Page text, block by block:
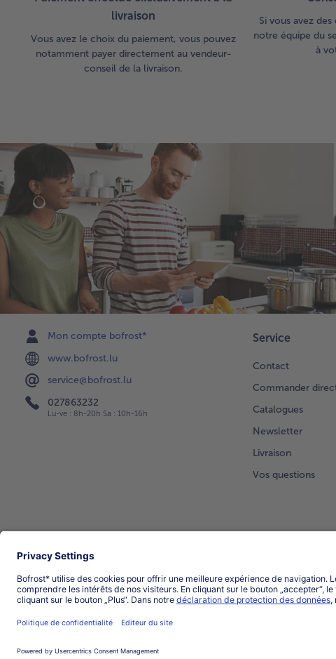
livraison
Vous avez le choix du paiement, vous pouvez
notamment payer directement au vendeur-
conseil de la livraison.
Si vous avez
notre équipe du
à
Mon compte bofrost*
www.bofrost.lu
service@bofrost.lu
027863232
Lu-ve : 8h-20h Sa : 10h-16h
Service
Contact
Commander
Catalogues
Newsletter
Livraison
Vos questions